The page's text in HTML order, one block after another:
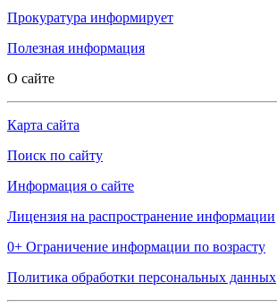
Прокуратура информирует
Полезная информация
О сайте
Карта сайта
Поиск по сайту
Информация о сайте
Лицензия на распространение информации
0+ Ограничение информации по возрасту
Политика обработки персональных данных